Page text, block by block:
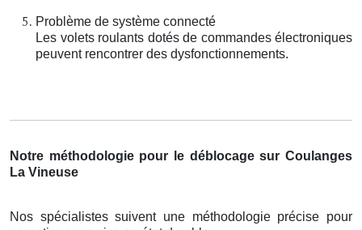
Problème de système connecté
Les volets roulants dotés de commandes électroniques
peuvent rencontrer des dysfonctionnements.
Notre méthodologie pour le déblocage sur Coulanges
La Vineuse
Nos spécialistes suivent une méthodologie précise pour